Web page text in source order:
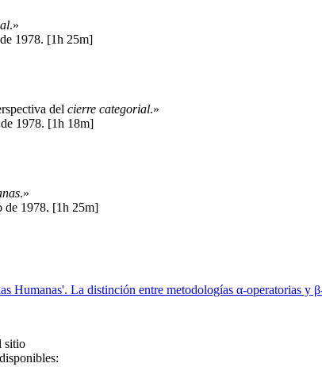
.»
1978. [1h 25m]
del cierre categorial.»
1978. [1h 18m]
.»
de 1978. [1h 25m]
Humanas'. La distinción entre metodologías α-operatorias y
sitio